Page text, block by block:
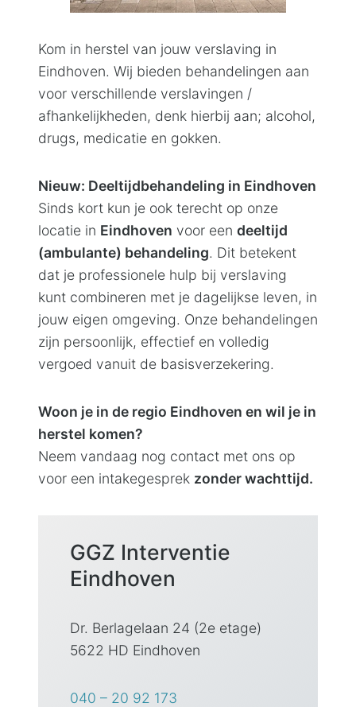
Kom in herstel van jouw verslaving in
Eindhoven. Wij bieden behandelingen aan
voor verschillende verslavingen /
afhankelijkheden, denk hierbij aan; alcohol,
drugs, medicatie en gokken.
Nieuw: Deeltijdbehandeling in Eindhoven
Sinds kort kun je ook terecht op onze
locatie in Eindhoven voor een deeltijd
(ambulante) behandeling. Dit betekent
dat je professionele hulp bij verslaving
kunt combineren met je dagelijkse leven, in
jouw eigen omgeving. Onze behandelingen
zijn persoonlijk, effectief en volledig
vergoed vanuit de basisverzekering.
Woon je in de regio Eindhoven en wil je in
herstel komen?
Neem vandaag nog contact met ons op
voor een intakegesprek zonder wachttijd.
GGZ Interventie
Eindhoven
Dr. Berlagelaan 24 (2e etage)
5622 HD Eindhoven
040 – 20 92 173